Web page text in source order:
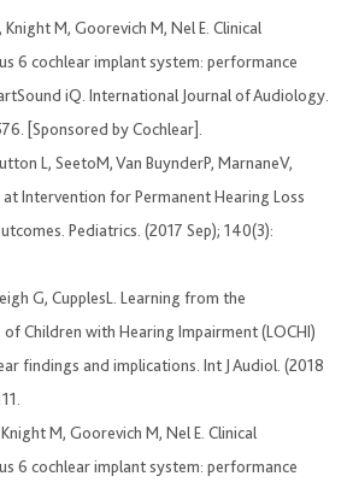
Knight M, Goorevich M, Nel E. Clinical
6 cochlear implant system: performance
iQ. International Journal of Audiology.
[Sponsored by Cochlear].
L, SeetoM, Van BuynderP, MarnaneV,
at Intervention for Permanent Hearing Loss
Pediatrics. (2017 Sep); 140(3):
G, CupplesL. Learning from the
Children with Hearing Impairment (LOCHI)
findings and implications. Int J Audiol. (2018
M, Goorevich M, Nel E. Clinical
6 cochlear implant system: performance